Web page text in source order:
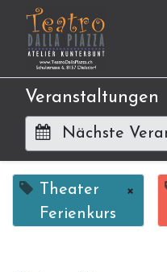
Veranstaltungen
Nächste
Theater
Ferienkurs
×